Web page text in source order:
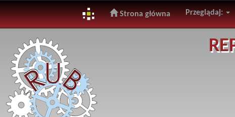
navigation
Strona główna Przeglądaj: